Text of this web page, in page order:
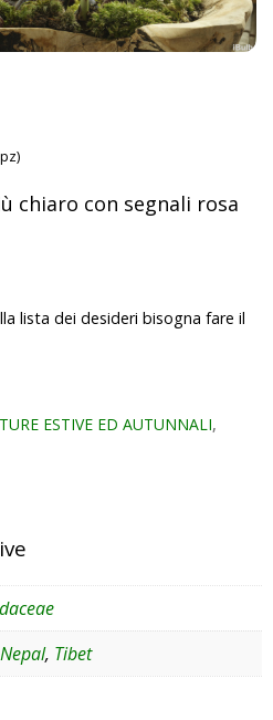
chiaro con segnali rosa
lista dei desideri bisogna fare il
ESTIVE ED AUTUNNALI,
Nepal, Tibet